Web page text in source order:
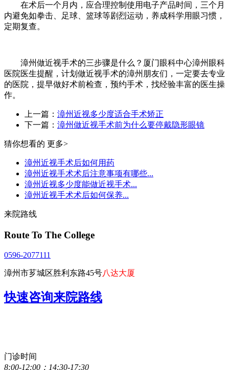
在术后一个月内，应合理控制使用电子产品时间，三个月
内避免如拳击、足球、篮球等剧烈运动，养成科学用眼习惯，
定期复查。
漳州做近视手术的三步骤是什么？厦门眼科中心漳州眼科
医院医生提醒，计划做近视手术的漳州朋友们，一定要去专业
的医院，提早做好术前检查，预约手术，找经验丰富的医生操
作。
上一篇： 漳州近视多少度适合手术矫正
下一篇： 漳州做近视手术前为什么要停戴隐形眼镜
猜你想看的 更多>
漳州近视手术后如何用药
漳州近视手术术后注意事项有哪些...
漳州近视多少度能做近视手术...
漳州近视手术术后如何保养...
来院路线
Route To The College
0596-2077111
漳州市芗城区胜利东路45号八达大厦
快速咨询来院路线
门诊时间
8:00-12:00；14:30-17:30